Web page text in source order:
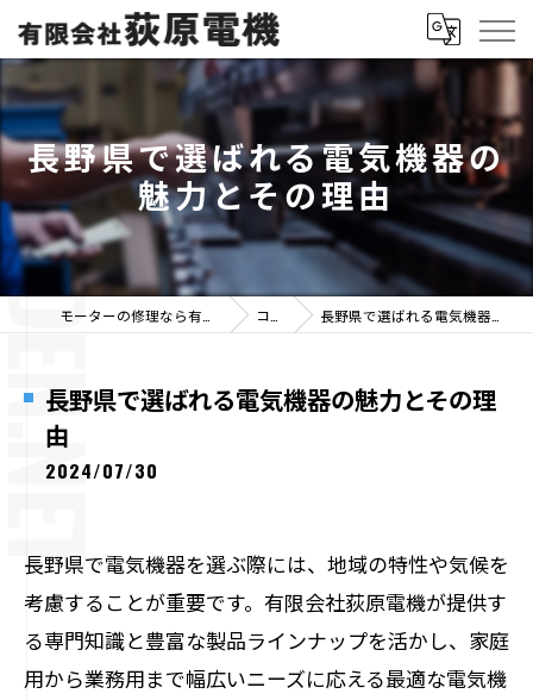
長野県で選ばれる電気機器の
魅力とその理由
コラム 長野県で選ばれる電気機器の魅力とその理由
長野県で選ばれる電気機器の魅力とその理
由
2024/07/30
長野県で電気機器を選ぶ際には、地域の特性や気候を
考慮することが重要です。有限会社荻原電機が提供す
る専門知識と豊富な製品ラインナップを活かし、家庭
用から業務用まで幅広いニーズに応える最適な電気機